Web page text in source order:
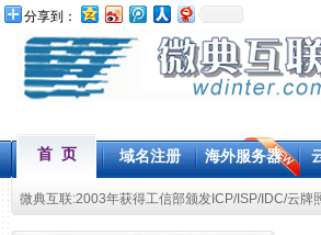
分享到：
首 页 域名注册 海外服务器
微典互联:2003年获得工信部颁发ICP/ISP/IDC/云